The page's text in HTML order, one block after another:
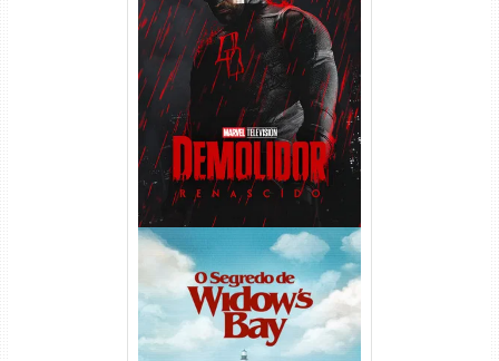
Demolidor: Renascido 2ª
Temporada (2026) WEB-DL
1080p Dual Áudio